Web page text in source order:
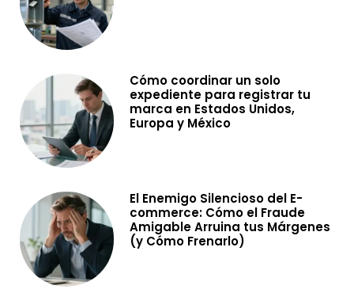
Cómo coordinar un solo
expediente para registrar tu
marca en Estados Unidos,
Europa y México
El Enemigo Silencioso del E-
commerce: Cómo el Fraude
Amigable Arruina tus Márgenes
(y Cómo Frenarlo)